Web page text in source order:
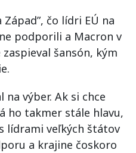
čo lídri EÚ na
podporili a Macron v
šansón, kým
na výber. Ak si chce
ho takmer stále hlavu,
lídrami veľkých štátov
a krajine čoskoro